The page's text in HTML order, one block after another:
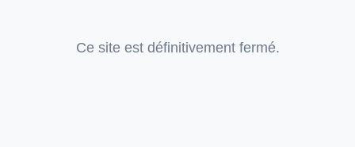
Ce site est définitivement fermé.